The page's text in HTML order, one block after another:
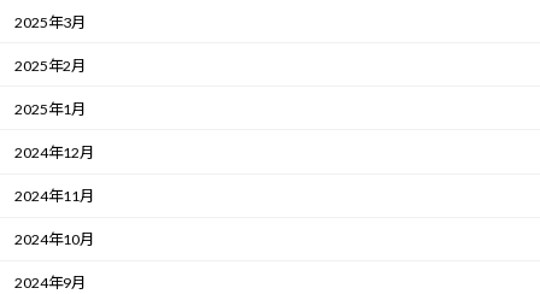
2025年3月
2025年2月
2025年1月
2024年12月
2024年11月
2024年10月
2024年9月